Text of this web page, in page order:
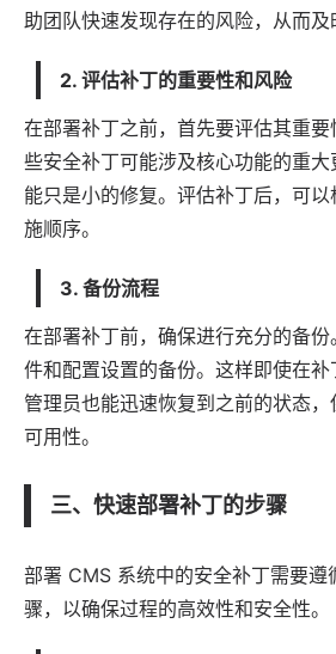
助团队快速发现存在的风险，从而及
2. 评估补丁的重要性和风险
在部署补丁之前，首先要评估其重
些安全补丁可能涉及核心功能的重
能只是小的修复。评估补丁后，可
施顺序。
3. 备份流程
在部署补丁前，确保进行充分的备
件和配置设置的备份。这样即使在补
管理员也能迅速恢复到之前的状态
可用性。
三、快速部署补丁的步骤
部署 CMS 系统中的安全补丁需要遵
骤，以确保过程的高效性和安全性。